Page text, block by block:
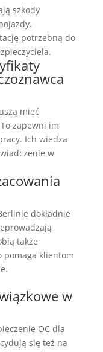
szkody
potrzebną do
mieć
zapewni im
Ich wiedza
w
dokładnie
także
pomaga klientom
w
OC dla
się też na